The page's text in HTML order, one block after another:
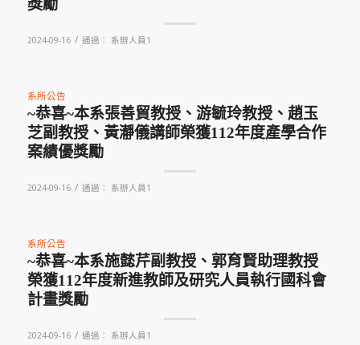
獎勵
2024-09-16 / 通過： 系辦人員1
系所公告
~恭喜~本系張善貿教授、游毓玲教授、趙玉
芝副教授、黃瀞儀講師榮獲112年度產學合作
案績優獎勵
2024-09-16 / 通過： 系辦人員1
系所公告
~恭喜~本系施懿芹副教授、郭育賢助理教授
榮獲112年度新進教師及研究人員執行國科會
計畫獎勵
2024-09-16 / 通過： 系辦人員1